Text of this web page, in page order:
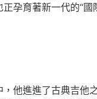
孕育著新一代的“
他進進了古典吉他